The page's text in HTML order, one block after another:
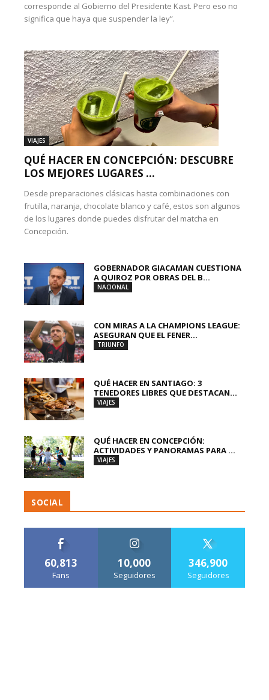
corresponde al Gobierno del Presidente Kast. Pero eso no
significa que haya que suspender la ley”.
VIAJES
QUÉ HACER EN CONCEPCIÓN: DESCUBRE
LOS MEJORES LUGARES ...
Desde preparaciones clásicas hasta combinaciones con
frutilla, naranja, chocolate blanco y café, estos son algunos
de los lugares donde puedes disfrutar del matcha en
Concepción.
GOBERNADOR GIACAMAN CUESTIONA
A QUIROZ POR OBRAS DEL B...
NACIONAL
CON MIRAS A LA CHAMPIONS LEAGUE:
ASEGURAN QUE EL FENER...
TRIUNFO
QUÉ HACER EN SANTIAGO: 3
TENEDORES LIBRES QUE DESTACAN...
VIAJES
QUÉ HACER EN CONCEPCIÓN:
ACTIVIDADES Y PANORAMAS PARA ...
VIAJES
SOCIAL
60,813
Fans
10,000
Seguidores
346,900
Seguidores